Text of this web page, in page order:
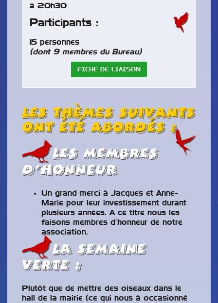
à 20h30
Participants :
15 personnes
(dont 9 membres du Bureau)
FICHE DE LIAISON
Les thèmes suivants
ont été abordés :
LEs membres
d’honneur
Un grand merci à Jacques et Anne-
Marie pour leur investissement durant
plusieurs années. A ce titre nous les
faisons membres d’honneur de notre
association.
la semaine
verte :
Plutôt que de mettre des oiseaux dans le
hall de la mairie (ce qui nous à occasionné